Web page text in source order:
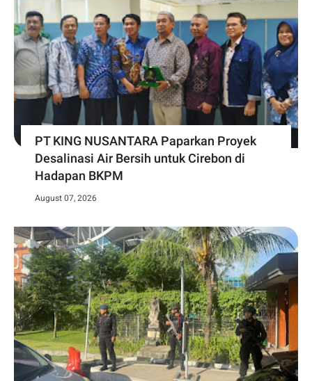
PT KING NUSANTARA Paparkan Proyek
Desalinasi Air Bersih untuk Cirebon di
Hadapan BKPM
August 07, 2026